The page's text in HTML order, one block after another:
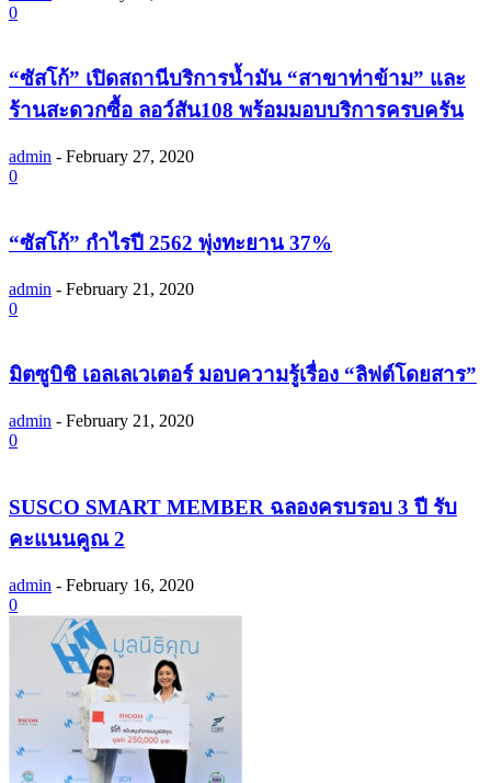
0
“ซัสโก้” เปิดสถานีบริการน้ำมัน “สาขาท่าข้าม” และ
ร้านสะดวกซื้อ ลอว์สัน108 พร้อมมอบบริการครบครัน
admin - February 27, 2020
0
“ซัสโก้” กำไรปี 2562 พุ่งทะยาน 37%
admin - February 21, 2020
0
มิตซูบิชิ เอลเลเวเตอร์ มอบความรู้เรื่อง “ลิฟต์โดยสาร”
admin - February 21, 2020
0
SUSCO SMART MEMBER ฉลองครบรอบ 3 ปี รับ
คะแนนคูณ 2
admin - February 16, 2020
0